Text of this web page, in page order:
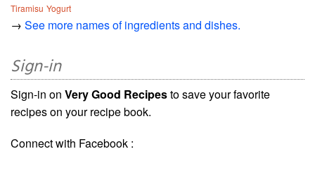
Tiramisu Yogurt
→ See more names of ingredients and dishes.
Sign-in
Sign-in on Very Good Recipesto save your favorite
recipes on your recipe book.
Connect with Facebook :